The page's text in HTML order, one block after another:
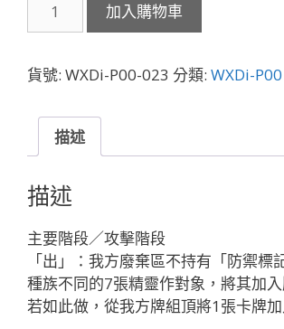
P00-
ア
＝
ペ
ア
ー
「綠
色
輔
助
分
加入購物車
貨號: WXDi-P00-023 分類: WXDi-P00
描述
描述
主要階段／攻擊階段
「出」：我方廢棄區不持有「防禦標
種族不同的7張精靈作對象，將其加入
若如此做，從我方牌組頂將1張卡牌加